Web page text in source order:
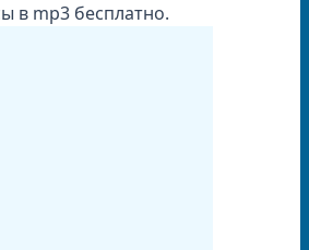
в mp3 бесплатно.